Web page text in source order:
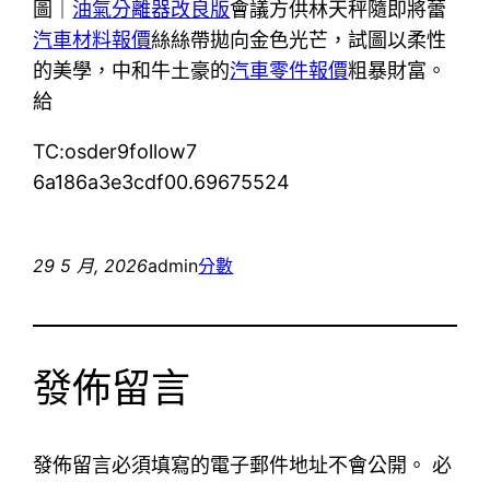
圖｜ 油氣分離器改良版會議方供林天秤隨即將蕾
汽車材料報價絲絲帶拋向金色光芒，試圖以柔性
的美學，中和牛土豪的汽車零件報價粗暴財富。
給
TC:osder9follow7
6a186a3e3cdf00.69675524
29 5 月, 2026admin分數
發佈留言
發佈留言必須填寫的電子郵件地址不會公開。 必